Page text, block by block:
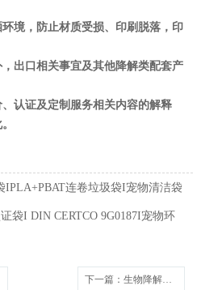
境，防止材质受损、印刷脱落，印
出口相关事宜及其他降解类配套产
认证及定制服务相关内容的解释
IPLA+PBAT连卷垃圾袋I宠物清洁袋
袋I DIN CERTCO 9G0187I宠物环
下一篇 ：生物降解拉链贴骨密封袋 PLA+PBAT 可堆肥服装包装袋